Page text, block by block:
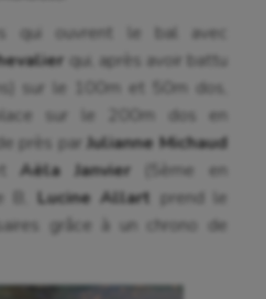
qui ouvrent le bal avec
qui, après avoir battu
sur le 100m et 50m dos,
sur le 200m dos en
près par Julianne Michaud
Aëla Janvier (5ème en
B, Lucine Allart prend le
grâce à un chrono de